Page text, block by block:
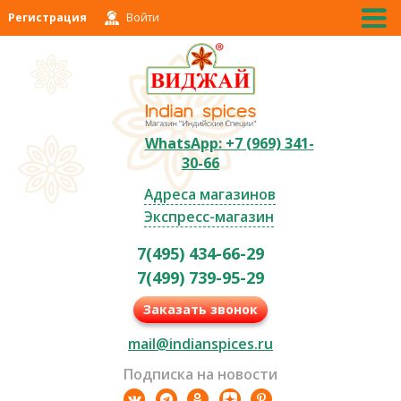
Регистрация Войти
WhatsApp: +7 (969) 341-
30-66
Адреса магазинов
Экспресс-магазин
7(495) 434-66-29
7(499) 739-95-29
Заказать звонок
mail@indianspices.ru
Подписка на новости